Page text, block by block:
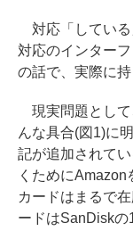
対応「している
対応のインター
の話で、実際に
現実問題として
んな具合(図1)に
記が追加されて
くために
カードはまるで
ードはSanDiskの